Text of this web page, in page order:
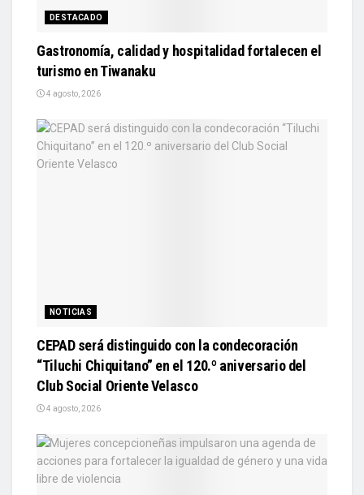
DESTACADO
Gastronomía, calidad y hospitalidad fortalecen el
turismo en Tiwanaku
4 agosto, 2026
NOTICIAS
CEPAD será distinguido con la condecoración
“Tiluchi Chiquitano” en el 120.º aniversario del
Club Social Oriente Velasco
4 agosto, 2026